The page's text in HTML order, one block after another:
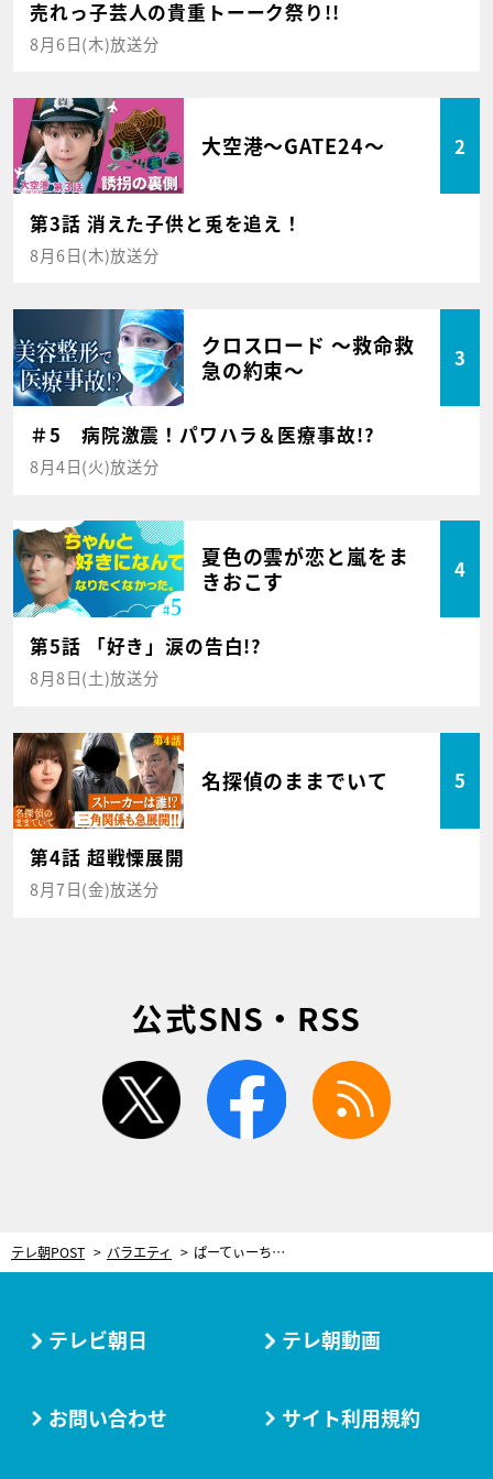
売れっ子芸人の貴重トーーク祭り!!
8月6日(木)放送分
大空港～GATE24～ 2
第3話 消えた子供と兎を追え！
8月6日(木)放送分
クロスロード ～救命救
急の約束～
3
＃5 病院激震！パワハラ＆医療事故!?
8月4日(火)放送分
夏色の雲が恋と嵐をま
きおこす
4
第5話 「好き」涙の告白!?
8月8日(土)放送分
名探偵のままでいて 5
第4話 超戦慄展開
8月7日(金)放送分
公式SNS・RSS
twitter facebook
テレ朝POST バラエティ ぱーてぃーちゃん・信子、実はお金持ちのお嬢様！「実家を33億円で建てた」と衝撃告白
テレビ朝日 テレ朝動画
お問い合わせ サイト利用規約